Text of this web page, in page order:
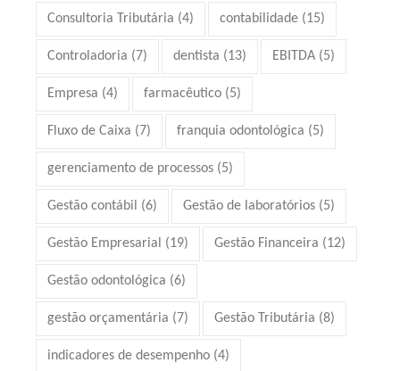
Consultoria Tributária (4) contabilidade (15)
Controladoria (7) dentista (13) EBITDA (5)
Empresa (4) farmacêutico (5)
Fluxo de Caixa (7) franquia odontológica (5)
gerenciamento de processos (5)
Gestão contábil (6) Gestão de laboratórios (5)
Gestão Empresarial (19) Gestão Financeira (12)
Gestão odontológica (6)
gestão orçamentária (7) Gestão Tributária (8)
indicadores de desempenho (4)